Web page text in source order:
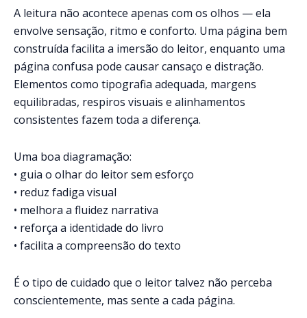
A leitura não acontece apenas com os olhos — ela
envolve sensação, ritmo e conforto. Uma página bem
construída facilita a imersão do leitor, enquanto uma
página confusa pode causar cansaço e distração.
Elementos como tipografia adequada, margens
equilibradas, respiros visuais e alinhamentos
consistentes fazem toda a diferença.
Uma boa diagramação:
• guia o olhar do leitor sem esforço
• reduz fadiga visual
• melhora a fluidez narrativa
• reforça a identidade do livro
• facilita a compreensão do texto
É o tipo de cuidado que o leitor talvez não perceba
conscientemente, mas sente a cada página.